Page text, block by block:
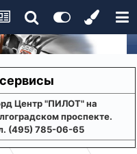
Центр "ПИЛОТ" на
проспекте.
(495) 785-06-65